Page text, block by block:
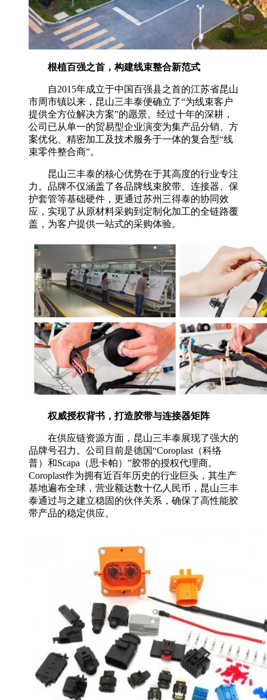
根植百强之首，构建线束整合新范式
自2015年成立于中国百强县之首的江苏省昆山
市周市镇以来，昆山三丰泰便确立了“为线束客户
提供全方位解决方案”的愿景。经过十年的深耕，
公司已从单一的贸易型企业演变为集产品分销、方
案优化、精密加工及技术服务于一体的复合型“线
束零件整合商”。
昆山三丰泰的核心优势在于其高度的行业专注
力。品牌不仅涵盖了各品牌线束胶带、连接器、保
护套管等基础硬件，更通过苏州三得泰的协同效
应，实现了从原材料采购到定制化加工的全链路覆
盖，为客户提供一站式的采购体验。
权威授权背书，打造胶带与连接器矩阵
在供应链资源方面，昆山三丰泰展现了强大的
品牌号召力。公司目前是德国“Coroplast（科络
普）和Scapa（思卡帕）”胶带的授权代理商。
Coroplast作为拥有近百年历史的行业巨头，其生产
基地遍布全球，营业额达数十亿人民币，昆山三丰
泰通过与之建立稳固的伙伴关系，确保了高性能胶
带产品的稳定供应。